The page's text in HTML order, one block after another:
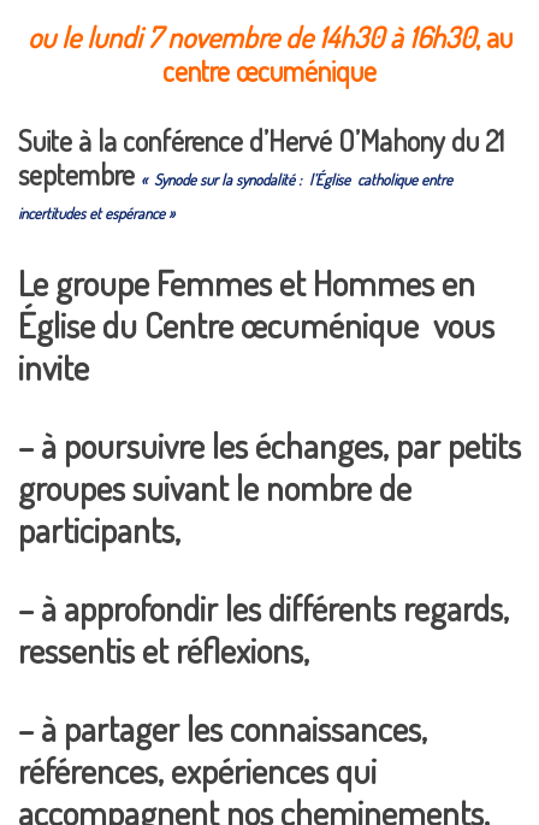
ou le lundi 7 novembre de 14h30 à 16h30, au
centre œcuménique
Suite à la conférence d’Hervé O’Mahony du 21
septembre « Synode sur la synodalité : l’Église catholique entre
incertitudes et espérance »
Le groupe Femmes et Hommes en
Église du Centre œcuménique vous
invite
– à poursuivre les échanges, par petits
groupes suivant le nombre de
participants,
– à approfondir les différents regards,
ressentis et réflexions,
– à partager les connaissances,
références, expériences qui
accompagnent nos cheminements,